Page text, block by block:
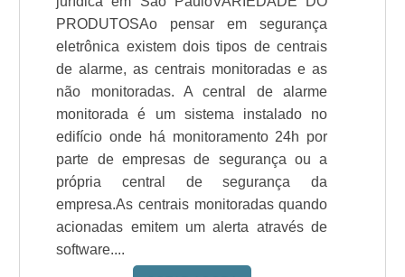
PRODUTOSAo pensar em segurança
eletrônica existem dois tipos de centrais
de alarme, as centrais monitoradas e as
não monitoradas. A central de alarme
monitorada é um sistema instalado no
edifício onde há monitoramento 24h por
parte de empresas de segurança ou a
própria central de segurança da
empresa.As centrais monitoradas quando
acionadas emitem um alerta através de
software....